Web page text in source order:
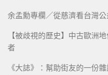
余孟勳專欄／從慈濟看台灣
【被歧視的歷史】中古歐洲
者
《大誌》：幫助街友的一份